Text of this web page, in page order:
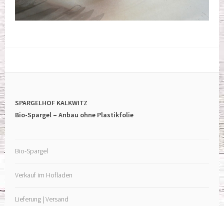
SPARGELHOF KALKWITZ
Bio-Spargel – Anbau ohne Plastikfolie
Bio-Spargel
Verkauf im Hofladen
Lieferung | Versand